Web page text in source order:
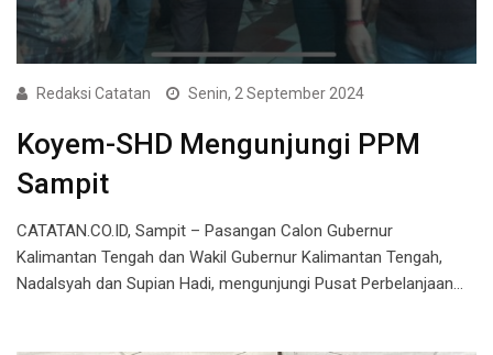
Redaksi Catatan Senin, 2 September 2024
Koyem-SHD Mengunjungi PPM
Sampit
CATATAN.CO.ID, Sampit – Pasangan Calon Gubernur
Kalimantan Tengah dan Wakil Gubernur Kalimantan Tengah,
Nadalsyah dan Supian Hadi, mengunjungi Pusat Perbelanjaan…